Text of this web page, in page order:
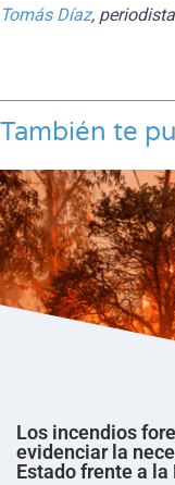
Tomás Díaz,
También te
Los incendios
evidenciar la
Estado frente a